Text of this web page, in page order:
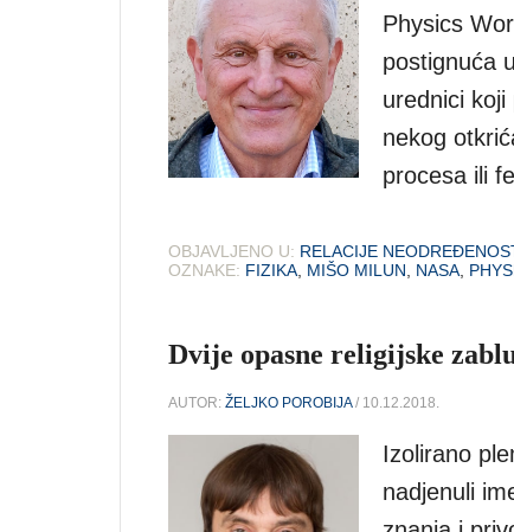
Physics
postignuća
urednici
nekog
procesa ili
OBJAVLJENO U: RELACIJE
OZNAKE: FIZIKA MIŠO MILUN NASA
Dvije opasne religijske
AUTOR: ŽELJKO POROBIJA/ 10.12.2018.
Izolirano
nadjenuli